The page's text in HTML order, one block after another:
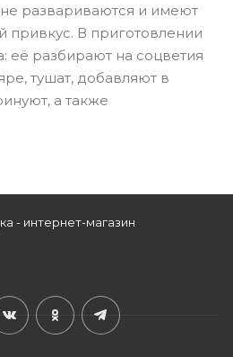
развариваются и имеют
привкус. В приготовлении
её разбирают на соцветия
тушат, добавляют в
а также
- интернет-магазин